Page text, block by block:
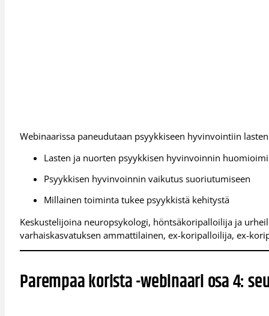
Webinaarissa paneudutaan psyykkiseen hyvinvointiin
Lasten ja nuorten psyykkisen hyvinvoinnin
Psyykkisen hyvinvoinnin vaikutus suoriutumiseen
Millainen toiminta tukee psyykkistä kehitystä
Keskustelijoina neuropsykologi, höntsäkoripalloilija ja
varhaiskasvatuksen ammattilainen, ex-koripalloilija, ex-
Parempaa korista -webinaari osa 4: